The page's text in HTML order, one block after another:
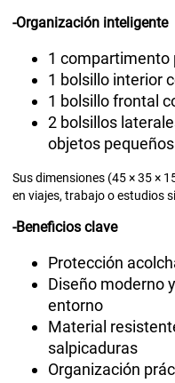
-Organización inteligente
1 compartimento
1 bolsillo interior
1 bolsillo frontal
2 bolsillos
objetos pequeños
Sus dimensiones (45 × 35 ×
en viajes, trabajo o estudios
-Beneficios clave
Protección
Diseño moderno
entorno
Material
salpicaduras
Organización